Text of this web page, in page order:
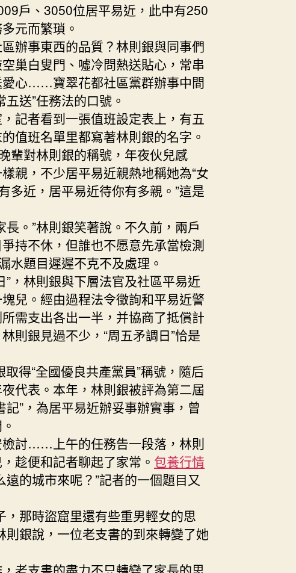
戶、3050位居平易近，此中有250
元而繁瑣。
事東西的品質？林則銀與同事們
巢白叟門、噓冷問熱送貼心，常串
愛心……寶翠花都社區黨群辦事中間
五送”任務法的口號。
者看到一張值班設定表上，有五
值班名單里都寫著林則銀的名字。
對林則銀的稱號，年夜伙兒感
親，不少居平易近親熱地稱她為“女
多近，居平易近待你有多親。”這是
。”林則銀笑著說。不久前，兩戶
持不休，但誰也不愿意先承當檢測
水題目遲遲不克不及處理。
林則銀與下層法官及社區平易近
兒。經由過程法令徵詢和平易近警
需支出各出一半，并協商了抵償計
則銀見過不少，“周五矛調日”恰是
取得“全國優良共產黨員”稱號，隨后
代表。本年，林則銀被評為第二屆
記”，為居平易近辦妥事辦實事，曾
討……上午的任務告一段落，林則
趁便和記者聊起了家常。 包養行情
的城市來呢？”記者的一個題目又
那時盜窟里還有些重男輕女的思
則銀說，一位老支書的到來轉變了她
支書的盡力不只轉變了家長的思